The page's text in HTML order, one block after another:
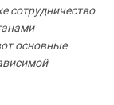
сотрудничество
основные